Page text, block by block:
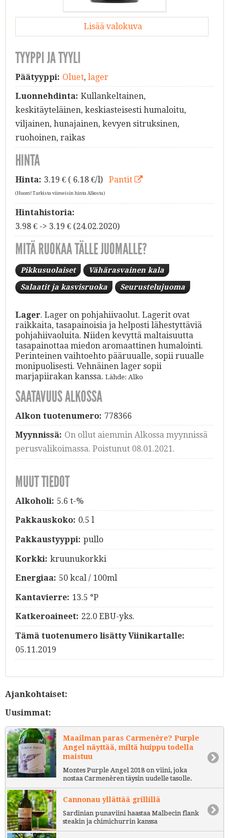
Lisää valokuva
TYYPPI JA TYYLI
Päätyyppi: Oluet, lager
Luonnehdinta: Kullankeltainen,
keskitäyteläinen, keskiasteisesti humaloitu,
viljainen, hunajainen, kevyen sitruksinen,
ruohoinen, raikas
HINTA
Hinta: 3.19 € ( 6.18 €/l) Pantit
(Huom! Tarkista viimeisin hinta Alkosta)
Hintahistoria:
3.98 € -> 3.19 € (24.02.2020)
MITÄ RUOKAA TÄLLE JUOMALLE?
Pikkusuolaiset Vähärasvainen kala
Salaatit ja kasvisruoka Seurustelujuoma
Lager. Lager on pohjahiivaolut. Lagerit ovat
raikkaita, tasapainoisia ja helposti lähestyttäviä
pohjahiivaoluita. Niiden kevyttä maltaisuutta
tasapainottaa miedon aromaattinen humalointi.
Perinteinen vaihtoehto pääruualle, sopii ruualle
monipuolisesti. Vehnäinen lager sopii
marjapiirakan kanssa. Lähde: Alko
SAATAVUUS ALKOSSA
Alkon tuotenumero: 778366
Myynnissä: On ollut aiemmin Alkossa myynnissä
perusvalikoimassa. Poistunut 08.01.2021.
MUUT TIEDOT
Alkoholi: 5.6 t-%
Pakkauskoko: 0.5 l
Pakkaustyyppi: pullo
Korkki: kruunukorkki
Energiaa: 50 kcal / 100ml
Kantavierre: 13.5 °P
Katkeroaineet: 22.0 EBU-yks.
Tämä tuotenumero lisätty Viinikartalle:
05.11.2019
Ajankohtaiset:
Uusimmat:
Maailman paras Carmenère? Purple
Angel näyttää, miltä huippu todella
maistuu
Montes Purple Angel 2018 on viini, joka
nostaa Carmenèren täysin uudelle tasolle.
Cannonau yllättää grillillä
Sardinian punaviini haastaa Malbecin flank
steakin ja chimichurrin kanssa